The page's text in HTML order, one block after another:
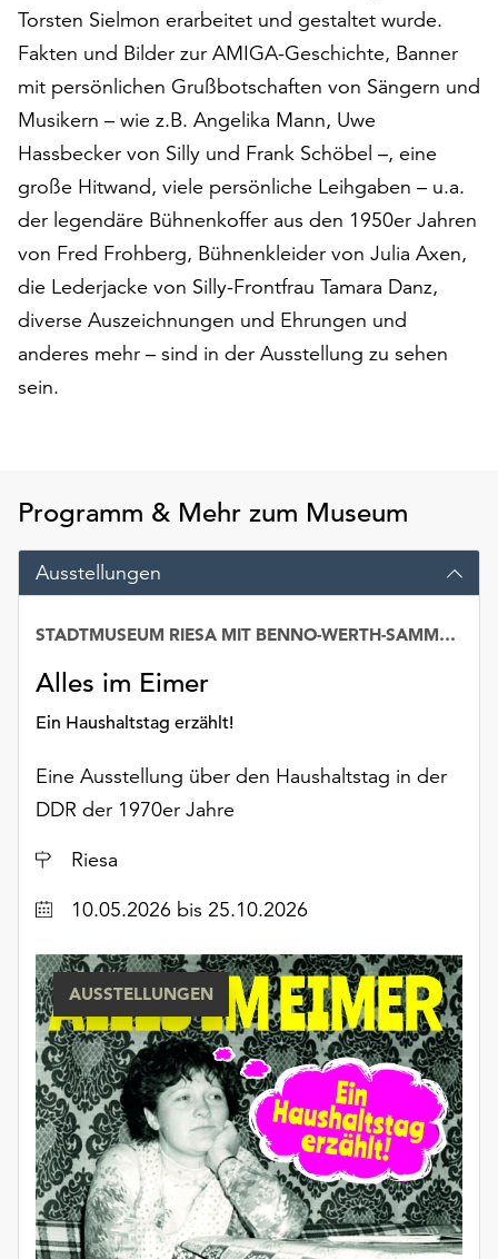
Funktionale
Cookies
werden
auch
ohne
Ihr
Einverständnis
weiterhin
ausgeführt.
Möchten
die
verwendeten
Cookies
Einstellungen
die
Schaltfläche
Informationen
Sie
unserer
Datenschutzerklärung
dem
Torsten Sielmon erarbeitet und gestaltet wurde.
Fakten und Bilder zur AMIGA-Geschichte, Banner
mit persönlichen Grußbotschaften von Sängern und
Musikern – wie z.B. Angelika Mann, Uwe
Hassbecker von Silly und Frank Schöbel –, eine
große Hitwand, viele persönliche Leihgaben – u.a.
der legendäre Bühnenkoffer aus den 1950er Jahren
von Fred Frohberg, Bühnenkleider von Julia Axen,
die Lederjacke von Silly-Frontfrau Tamara Danz,
diverse Auszeichnungen und Ehrungen und
anderes mehr – sind in der Ausstellung zu sehen
sein.
Programm & Mehr zum Museum
Ausstellungen
Alles im Eimer
Ein Haushaltstag erzählt!
STADTMUSEUM RIESA MIT BENNO-WERTH-SAMMLUNG
Eine Ausstellung über den Haushaltstag in der
DDR der 1970er Jahre
Ort
Riesa
Datum10.05.2026 bis 25.10.2026
AUSSTELLUNGEN